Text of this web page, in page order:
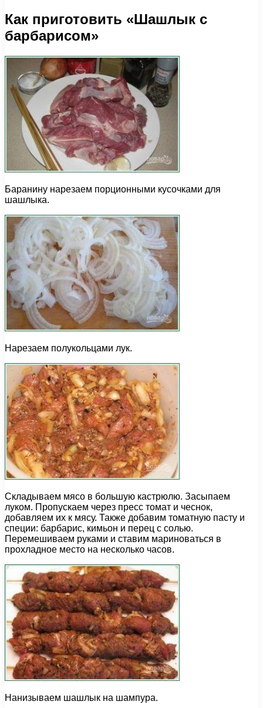
Как приготовить «Шашлык с
барбарисом»
Баранину нарезаем порционными кусочками для
шашлыка.
Нарезаем полукольцами лук.
Складываем мясо в большую кастрюлю. Засыпаем
луком. Пропускаем через пресс томат и чеснок,
добавляем их к мясу. Также добавим томатную пасту и
специи: барбарис, кимьон и перец с солью.
Перемешиваем руками и ставим мариноваться в
прохладное место на несколько часов.
Нанизываем шашлык на шампура.